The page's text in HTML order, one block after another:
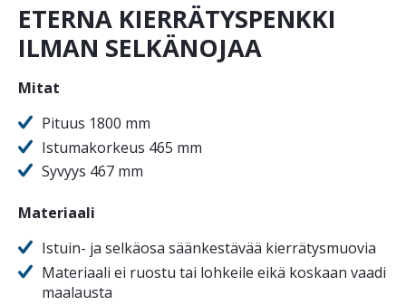
ETERNA KIERRÄTYSPENKKI
ILMAN SELKÄNOJAA
Mitat
Pituus 1800 mm
Istumakorkeus 465 mm
Syvyys 467 mm
Materiaali
Istuin- ja selkäosa säänkestävää kierrätysmuovia
Materiaali ei ruostu tai lohkeile eikä koskaan vaadi
maalausta